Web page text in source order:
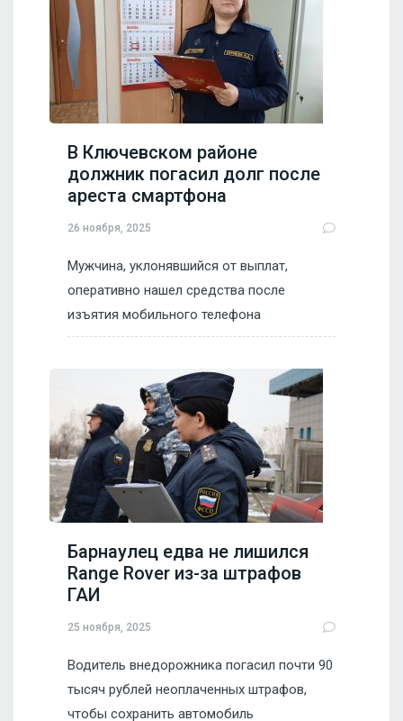
В Ключевском районе
должник погасил долг после
ареста смартфона
26 ноября, 2025
Мужчина, уклонявшийся от выплат,
оперативно нашел средства после
изъятия мобильного телефона
Барнаулец едва не лишился
Range Rover из-за штрафов
ГАИ
25 ноября, 2025
Водитель внедорожника погасил почти 90
тысяч рублей неоплаченных штрафов,
чтобы сохранить автомобиль